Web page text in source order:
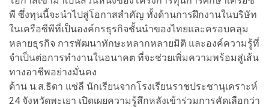
พี ซึ่งทุนนี้จะนำไปสู่โอกาสสำคัญ ทั้งด้านการฝึกงานในบริษัท
ในเครือซีพีที่เป็นองค์กรธุรกิจชั้นนำของไทยและครอบคลุม
หลายธุรกิจ การพัฒนาทักษะหลากหลายมิติ และองค์ความรู้ที่
จำเป็นต่อการทำงานในอนาคต ที่จะช่วยเพิ่มความพร้อมสู่เส้น
ทางอาชีพอย่างมั่นคง
ด้าน น.ส.ธิดา แซ่ลี นักเรียนจากโรงเรียนราชประชานุเคราะห์
24 จังหวัดพะเยา เปิดเผยความรู้สึกหลังเข้าร่วมการคัดเลือกว่า